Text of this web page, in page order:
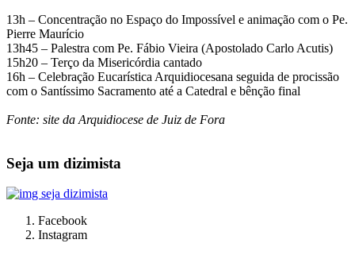
13h – Concentração no Espaço do Impossível e animação com o Pe.
Pierre Maurício
13h45 – Palestra com Pe. Fábio Vieira (Apostolado Carlo Acutis)
15h20 – Terço da Misericórdia cantado
16h – Celebração Eucarística Arquidiocesana seguida de procissão
com o Santíssimo Sacramento até a Catedral e bênção final
Fonte: site da Arquidiocese de Juiz de Fora
Seja um dizimista
Facebook
Instagram